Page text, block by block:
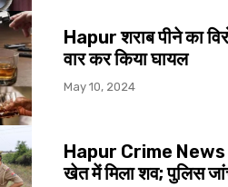
Hapur शराब पीने का
वार कर किया घायल
May 10, 2024
Hapur Crime News
खेत में मिला शव; पुलिस